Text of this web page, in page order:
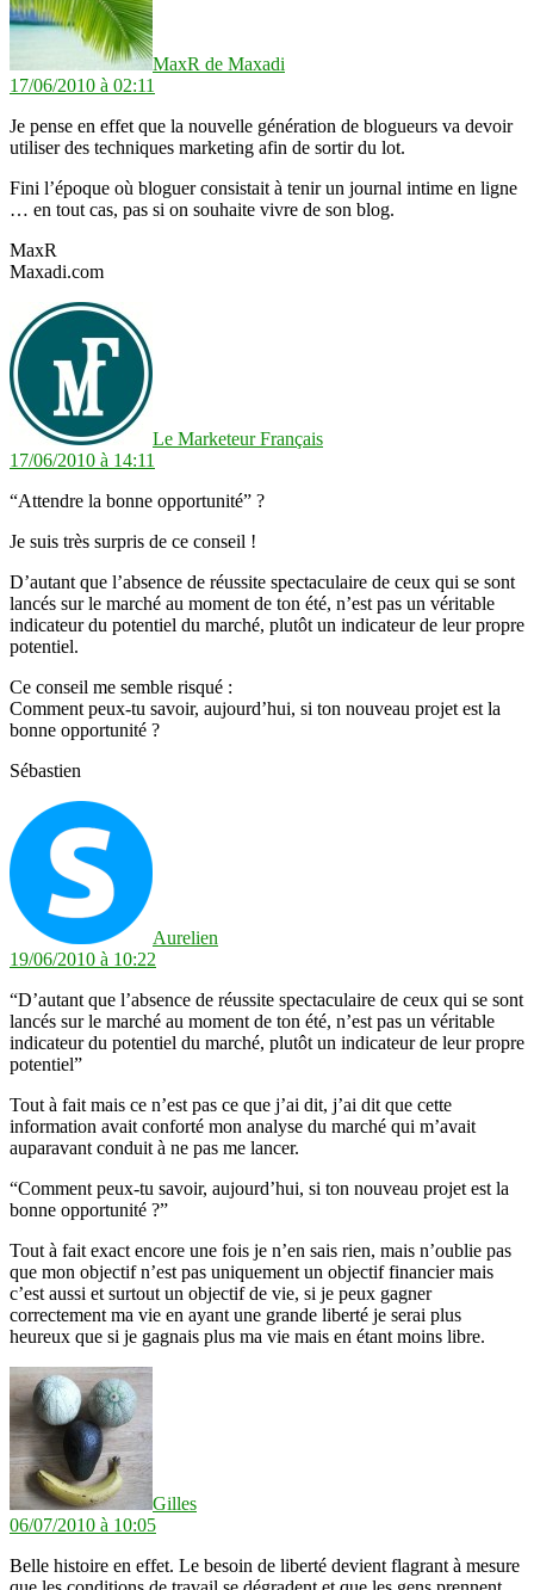
MaxR de Maxadi
17/06/2010 à 02:11
Je pense en effet que la nouvelle génération de blogueurs va devoir
utiliser des techniques marketing afin de sortir du lot.
Fini l’époque où bloguer consistait à tenir un journal intime en ligne
… en tout cas, pas si on souhaite vivre de son blog.
MaxR
Maxadi.com
Le Marketeur Français
17/06/2010 à 14:11
“Attendre la bonne opportunité” ?
Je suis très surpris de ce conseil !
D’autant que l’absence de réussite spectaculaire de ceux qui se sont
lancés sur le marché au moment de ton été, n’est pas un véritable
indicateur du potentiel du marché, plutôt un indicateur de leur propre
potentiel.
Ce conseil me semble risqué :
Comment peux-tu savoir, aujourd’hui, si ton nouveau projet est la
bonne opportunité ?
Sébastien
Aurelien
19/06/2010 à 10:22
“D’autant que l’absence de réussite spectaculaire de ceux qui se sont
lancés sur le marché au moment de ton été, n’est pas un véritable
indicateur du potentiel du marché, plutôt un indicateur de leur propre
potentiel”
Tout à fait mais ce n’est pas ce que j’ai dit, j’ai dit que cette
information avait conforté mon analyse du marché qui m’avait
auparavant conduit à ne pas me lancer.
“Comment peux-tu savoir, aujourd’hui, si ton nouveau projet est la
bonne opportunité ?”
Tout à fait exact encore une fois je n’en sais rien, mais n’oublie pas
que mon objectif n’est pas uniquement un objectif financier mais
c’est aussi et surtout un objectif de vie, si je peux gagner
correctement ma vie en ayant une grande liberté je serai plus
heureux que si je gagnais plus ma vie mais en étant moins libre.
Gilles
06/07/2010 à 10:05
Belle histoire en effet. Le besoin de liberté devient flagrant à mesure